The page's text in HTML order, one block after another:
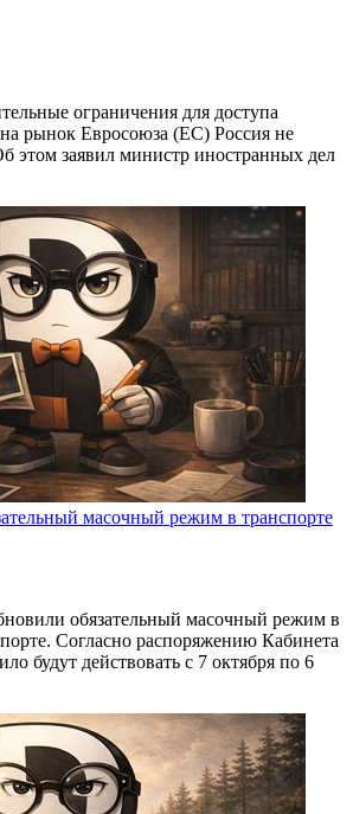
ограничения для доступа
рынок Евросоюза (ЕС) Россия не
этом заявил министр иностранных дел
масочный режим в транспорте
обязательный масочный режим в
Согласно распоряжению Кабинета
будут действовать с 7 октября по 6